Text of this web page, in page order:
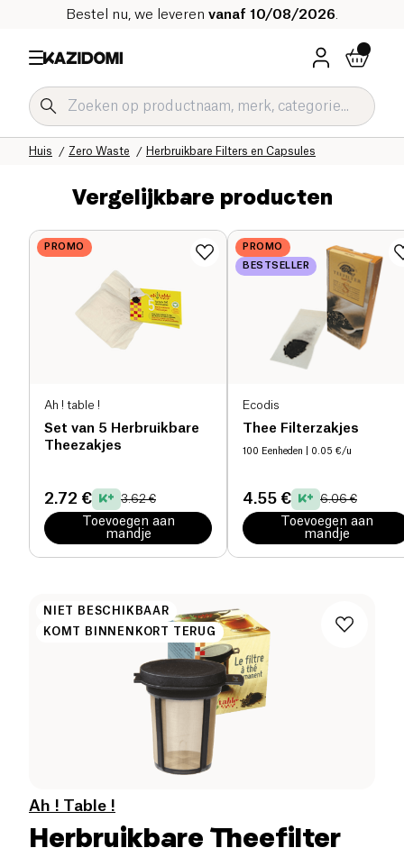
Bestel nu, we leveren vanaf 10/08/2026
Herbruikbare Filters en Capsules
Zero Waste
Huis
Onze biologische catalogus
Home
Vergelijkbare producten
PROMO
Ah ! table !
Set van 5 Herbruikbare
Theezakjes
2.72 € 3.62 €
Toevoegen aan
mandje
PROMO
BESTSELLER
Ecodis
Thee Filterzakjes
100 Eenheden | 0.05 €/u
4.55 € 6.06 €
Toevoegen aan
mandje
NIET BESCHIKBAAR
KOMT BINNENKORT TERUG
Ah ! Table !
Herbruikbare Theefilter